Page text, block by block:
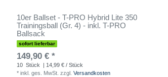
10er Ballset - T-PRO Hybrid Lite 350
Trainingsball (Gr. 4) - inkl. T-PRO
Ballsack
sofort lieferbar
149,90 € *
10 Stück
| 14,99 € / Stück
* inkl. ges. MwSt. zzgl. Versandkosten